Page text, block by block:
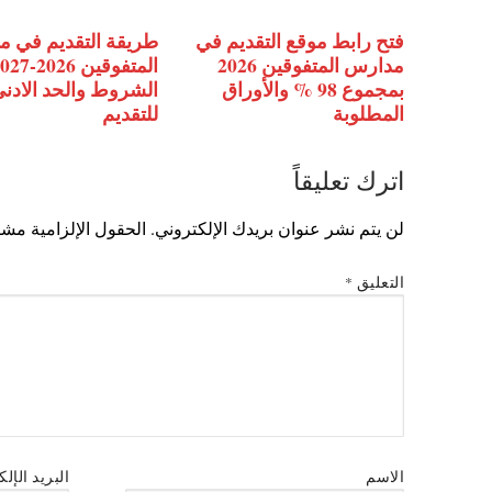
فتح رابط موقع التقديم في
مدارس المتفوقين 2026
بمجموع 98 % والأوراق
المطلوبة
طريقة التقديم في
المتفوقين
الشروط والحد
للتقديم
اترك تعليقاً
لن يتم نشر عنوان بريدك الإلكتروني. الحقول الإلزامية
التعليق *
الاسم البريد